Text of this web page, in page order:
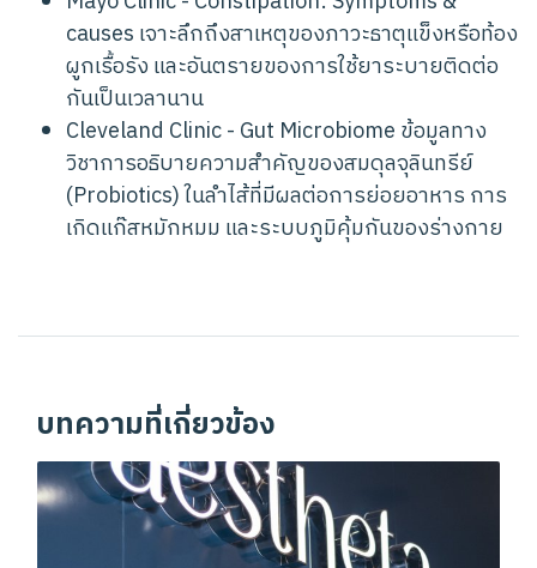
causes เจาะลึกถึงสาเหตุของภาวะธาตุแข็งหรือท้อง
ผูกเรื้อรัง และอันตรายของการใช้ยาระบายติดต่อ
กันเป็นเวลานาน
Cleveland Clinic - Gut Microbiome ข้อมูลทาง
วิชาการอธิบายความสำคัญของสมดุลจุลินทรีย์
(Probiotics) ในลำไส้ที่มีผลต่อการย่อยอาหาร การ
เกิดแก๊สหมักหมม และระบบภูมิคุ้มกันของร่างกาย
บทความที่เกี่ยวข้อง